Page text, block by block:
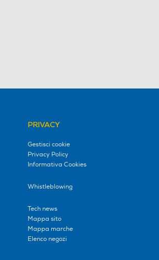
PRIVACY
Gestisci cookie
Privacy Policy
Informativa Cookies
Whistleblowing
Tech news
Mappa sito
Mappa marche
Elenco negozi